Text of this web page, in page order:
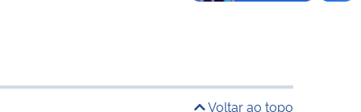
Voltar ao topo